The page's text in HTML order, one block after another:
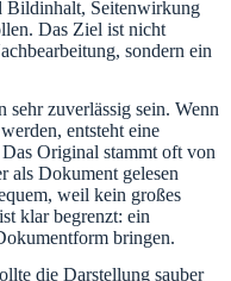
Bildinhalt, Seitenwirkung
Das Ziel ist nicht
sondern ein
zuverlässig sein. Wenn
entsteht eine
Original stammt oft von
als Dokument gelesen
weil kein großes
klar begrenzt: ein
bringen.
die Darstellung sauber